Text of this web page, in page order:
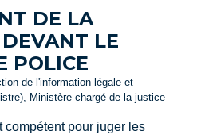
DE LA
LE
POLICE
de l'information légale et
Ministère chargé de la justice
compétent pour juger les